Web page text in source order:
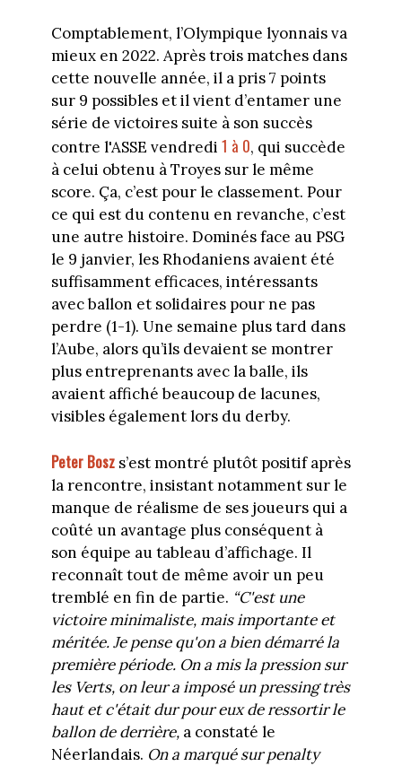
Comptablement, l’Olympique lyonnais va
mieux en 2022. Après trois matches dans
cette nouvelle année, il a pris 7 points
sur 9 possibles et il vient d’entamer une
série de victoires suite à son succès
contre l'ASSE vendredi 1 à 0, qui succède
à celui obtenu à Troyes sur le même
score. Ça, c’est pour le classement. Pour
ce qui est du contenu en revanche, c’est
une autre histoire. Dominés face au PSG
le 9 janvier, les Rhodaniens avaient été
suffisamment efficaces, intéressants
avec ballon et solidaires pour ne pas
perdre (1-1). Une semaine plus tard dans
l’Aube, alors qu’ils devaient se montrer
plus entreprenants avec la balle, ils
avaient affiché beaucoup de lacunes,
visibles également lors du derby.
Peter Boszs’est montré plutôt positif après
la rencontre, insistant notamment sur le
manque de réalisme de ses joueurs qui a
coûté un avantage plus conséquent à
son équipe au tableau d’affichage. Il
reconnaît tout de même avoir un peu
tremblé en fin de partie. “C'est une
victoire minimaliste, mais importante et
méritée. Je pense qu'on a bien démarré la
première période. On a mis la pression sur
les Verts, on leur a imposé un pressing très
haut et c'était dur pour eux de ressortir le
ballon de derrière,a constaté le
Néerlandais. On a marqué sur penalty